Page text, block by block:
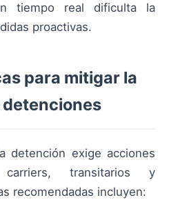
tiempo real dificulta la
proactivas.
para mitigar la
detención exige acciones
transitarios y
recomendadas incluyen: